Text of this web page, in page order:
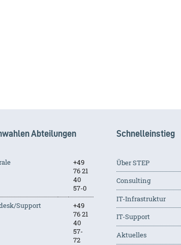
Abteilungen
+49
76 21
40
57-0
Support
+49
76 21
40
57-
72
Schnelleinstieg
Über STEP
Consulting
IT-Infrastruktur
IT-Support
Aktuelles